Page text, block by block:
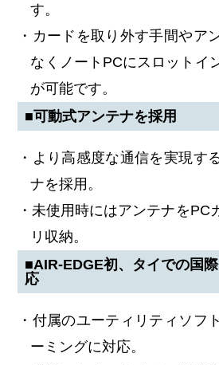
す。
・カードを取り外す手間やア
なくノートPCにスロットイ
が可能です。
■可動式アンテナを採用
・より高感度な通信を実現す
ナを採用。
・未使用時にはアンテナをPC
リ収納。
■AIR-EDGE初、タイでの国
応
・付属のユーティリティソフ
ーミングに対応。